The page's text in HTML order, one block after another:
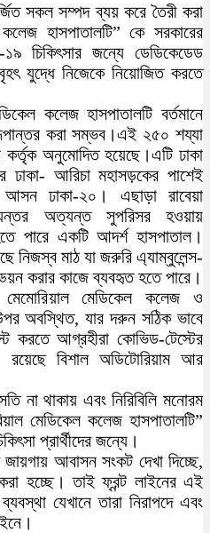
সকল সম্পদ ব্যয় করে তৈরী করা
কলেজ হাসপাতালটি” কে সরকারের
চিকিৎসার জন্যে ডেডিকেডেড
যুদ্ধে নিজেকে নিয়োজিত করতে
কলেজ হাসপাতালটি বর্তমানে
করা সম্ভব।এই ২৫০ শয্যা
কর্তৃক অনুমোদিত হয়েছে।এটি ঢাকা
ঢাকা- আরিচা মহাসড়কের পাশেই
ঢাকা-২০। এছাড়া রাবেয়া
অত্যন্ত সুপরিসর হওয়ায়
পারে একটি আদর্শ হাসপাতাল।
নিজস্ব মাঠ যা জরুরি এ্যাম্বুলেন্স-
করার কাজে ব্যবহৃত হতে পারে।
মেমোরিয়াল মেডিকেল কলেজ ও
অবস্থিত, যার দরুন সঠিক ভাবে
করতে আগ্রহীরা কোভিড-টেস্টের
বিশাল অডিটোরিয়াম আর
না থাকায় এবং নিরিবিলি মনোরম
মেডিকেল কলেজ হাসপাতালটি”
প্রার্থীদের জন্যে।
আবাসন সংকট দেখা দিচ্ছে,
হচ্ছে। তাই ফ্রন্ট লাইনের এই
যেখানে তারা নিরাপদে এবং